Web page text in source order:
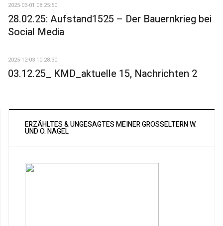
2025-03-01 08:25:50
28.02.25: Aufstand1525 – Der Bauernkrieg bei
Social Media
2025-12-03 10:28:30
03.12.25_ KMD_aktuelle 15, Nachrichten 2
ERZÄHLTES & UNGESAGTES MEINER GROSSELTERN W. U
ND O. NAGEL